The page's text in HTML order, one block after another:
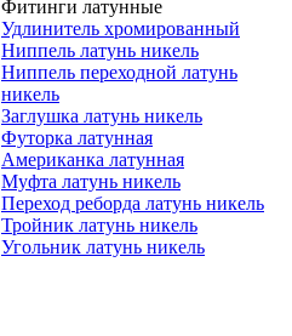
Фитинги латунные
Удлинитель хромированный
Ниппель латунь никель
Ниппель переходной латунь
никель
Заглушка латунь никель
Футорка латунная
Американка латунная
Муфта латунь никель
Переход реборда латунь никель
Тройник латунь никель
Угольник латунь никель